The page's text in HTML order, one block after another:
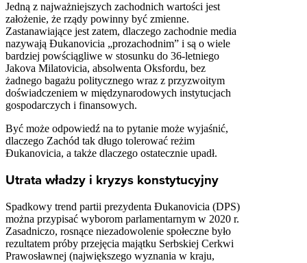
Jedną z najważniejszych zachodnich wartości jest
założenie, że rządy powinny być zmienne.
Zastanawiające jest zatem, dlaczego zachodnie media
nazywają Đukanovicia „prozachodnim” i są o wiele
bardziej powściągliwe w stosunku do 36-letniego
Jakova Milatovicia, absolwenta Oksfordu, bez
żadnego bagażu politycznego wraz z przyzwoitym
doświadczeniem w międzynarodowych instytucjach
gospodarczych i finansowych.
Być może odpowiedź na to pytanie może wyjaśnić,
dlaczego Zachód tak długo tolerować reżim
Đukanovicia, a także dlaczego ostatecznie upadł.
Utrata władzy i kryzys konstytucyjny
Spadkowy trend partii prezydenta Đukanovicia (DPS)
można przypisać wyborom parlamentarnym w 2020 r.
Zasadniczo, rosnące niezadowolenie społeczne było
rezultatem próby przejęcia majątku Serbskiej Cerkwi
Prawosławnej (największego wyznania w kraju,